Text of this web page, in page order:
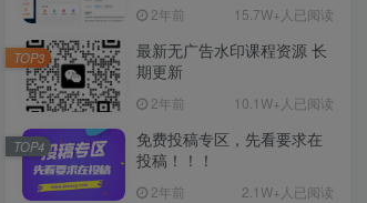
惠】2年前 15.7W+人已阅读
最新无广告水印课程资源 长
期更新
2年前 10.1W+人已阅读
TOP3
免费投稿专区，先看要求在
投稿！！！
2年前 2.1W+人已阅读
TOP4